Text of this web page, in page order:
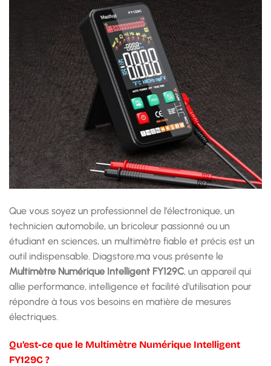
Que vous soyez un professionnel de l’électronique, un
technicien automobile, un bricoleur passionné ou un
étudiant en sciences, un multimètre fiable et précis est un
outil indispensable. Diagstore.ma vous présente le
Multimètre Numérique Intelligent FY129C, un appareil qui
allie performance, intelligence et facilité d’utilisation pour
répondre à tous vos besoins en matière de mesures
électriques.
Qu’est-ce que le Multimètre Numérique Intelligent
FY129C ?